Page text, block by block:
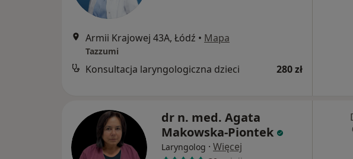
Armii Krajowej 43A, Łódź • Mapa
Tazzumi
Konsultacja laryngologiczna dzieci 280 zł
dr n. med. Agata
Makowska-Piontek
Laryngolog · Więcej